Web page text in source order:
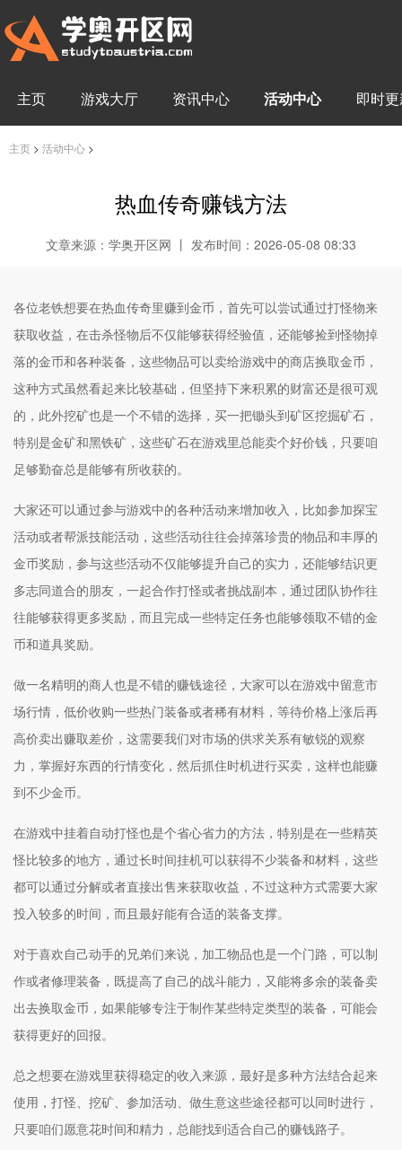
主页 游戏大厅 资讯中心 活动中心 即时
主页 > 活动中心 >
热血传奇赚钱方法
文章来源：学奥开区网 丨 发布时间：2026-05-08 08:33
各位老铁想要在热血传奇里赚到金币，首先可以尝试通过打怪物来
获取收益，在击杀怪物后不仅能够获得经验值，还能够捡到怪物掉
落的金币和各种装备，这些物品可以卖给游戏中的商店换取金币，
这种方式虽然看起来比较基础，但坚持下来积累的财富还是很可观
的，此外挖矿也是一个不错的选择，买一把锄头到矿区挖掘矿石，
特别是金矿和黑铁矿，这些矿石在游戏里总能卖个好价钱，只要咱
足够勤奋总是能够有所收获的。
大家还可以通过参与游戏中的各种活动来增加收入，比如参加探宝
活动或者帮派技能活动，这些活动往往会掉落珍贵的物品和丰厚的
金币奖励，参与这些活动不仅能够提升自己的实力，还能够结识更
多志同道合的朋友，一起合作打怪或者挑战副本，通过团队协作往
往能够获得更多奖励，而且完成一些特定任务也能够领取不错的金
币和道具奖励。
做一名精明的商人也是不错的赚钱途径，大家可以在游戏中留意市
场行情，低价收购一些热门装备或者稀有材料，等待价格上涨后再
高价卖出赚取差价，这需要我们对市场的供求关系有敏锐的观察
力，掌握好东西的行情变化，然后抓住时机进行买卖，这样也能赚
到不少金币。
在游戏中挂着自动打怪也是个省心省力的方法，特别是在一些精英
怪比较多的地方，通过长时间挂机可以获得不少装备和材料，这些
都可以通过分解或者直接出售来获取收益，不过这种方式需要大家
投入较多的时间，而且最好能有合适的装备支撑。
对于喜欢自己动手的兄弟们来说，加工物品也是一个门路，可以制
作或者修理装备，既提高了自己的战斗能力，又能将多余的装备卖
出去换取金币，如果能够专注于制作某些特定类型的装备，可能会
获得更好的回报。
总之想要在游戏里获得稳定的收入来源，最好是多种方法结合起来
使用，打怪、挖矿、参加活动、做生意这些途径都可以同时进行，
只要咱们愿意花时间和精力，总能找到适合自己的赚钱路子。